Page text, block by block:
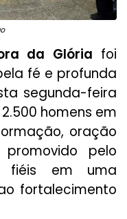
da Glória foi
fé e profunda
segunda-feira
homens em
oração
pelo
fiéis em uma
fortalecimento